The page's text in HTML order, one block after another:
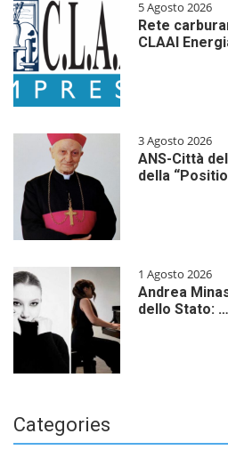
5 Agosto 2026
Rete
CLAAI
3 Agosto 2026
ANS-Città
della
1 Agosto 2026
Andrea
dello Stato: …
Categories